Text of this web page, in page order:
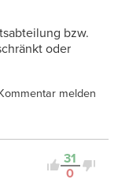
bzw.
oder
melden
31
0